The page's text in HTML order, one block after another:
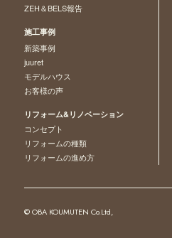
ZEH＆BELS報告
施工事例
新築事例
juuret
モデルハウス
お客様の声
リフォーム&リノベーション
コンセプト
リフォームの種類
リフォームの進め方
© OBA KOUMUTEN Co.Ltd,